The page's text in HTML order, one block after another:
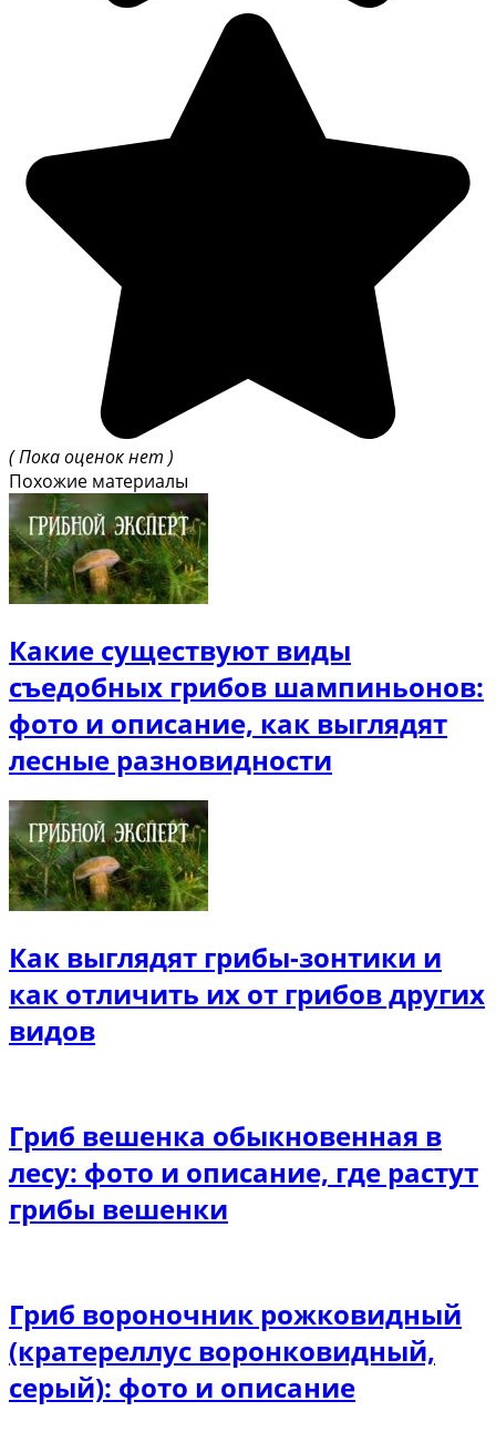
( Пока оценок нет )
Похожие материалы
Какие существуют виды
съедобных грибов шампиньонов:
фото и описание, как выглядят
лесные разновидности
Как выглядят грибы-зонтики и
как отличить их от грибов других
видов
Гриб вешенка обыкновенная в
лесу: фото и описание, где растут
грибы вешенки
Гриб вороночник рожковидный
(кратереллус воронковидный,
серый): фото и описание